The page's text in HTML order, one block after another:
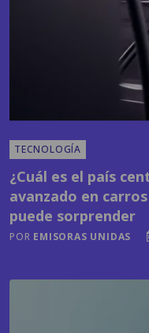
avanzado en
puede sorprender
EMISORAS UNIDAS